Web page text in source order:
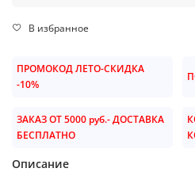
В избранное
ПРОМОКОД ЛЕТО-СКИДКА
-10%
ЗАКАЗ ОТ 5000 руб.- ДОСТАВКА
БЕСПЛАТНО
Описание